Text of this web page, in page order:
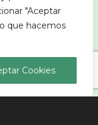
"Aceptar
que hacemos
Cookies